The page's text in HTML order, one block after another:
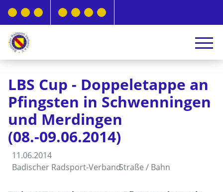
LBS Cup - Doppeletappe an
Pfingsten in Schwenningen
und Merdingen
(08.-09.06.2014)
11.06.2014
Badischer Radsport-VerbandStraße / Bahn